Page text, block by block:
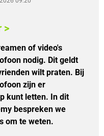
>
of video's
nodig. Dit geldt
wilt praten. Bij
zijn er
kunt letten. In dit
bespreken we
om te weten.